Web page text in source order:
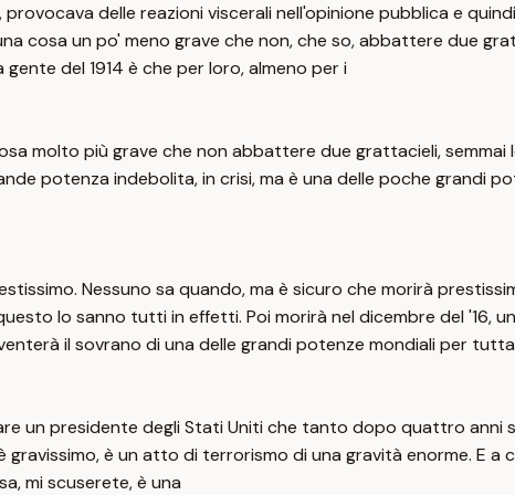
delle reazioni viscerali nell'opinione pubblica e
cosa un po' meno grave che non, che so, abbattere due
del 1914 è che per loro, almeno per i
molto più grave che non abbattere due grattacieli,
potenza indebolita, in crisi, ma è una delle poche grandi
Nessuno sa quando, ma è sicuro che morirà
lo sanno tutti in effetti. Poi morirà nel dicembre del '16,
il sovrano di una delle grandi potenze mondiali per
un presidente degli Stati Uniti che tanto dopo quattro anni
è un atto di terrorismo di una gravità enorme. E a
mi scuserete, è una